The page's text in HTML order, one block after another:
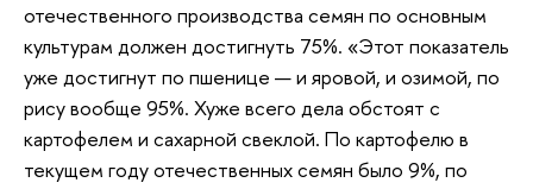
отечественного производства семян по основным
культурам должен достигнуть 75%. «Этот показатель
уже достигнут по пшенице — и яровой, и озимой, по
рису вообще 95%. Хуже всего дела обстоят с
картофелем и сахарной свеклой. По картофелю в
текущем году отечественных семян было 9%, по